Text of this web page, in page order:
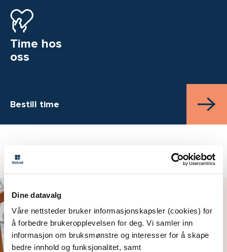
Dine datavalg
Våre nettsteder bruker informasjonskapsler (cookies) for
å forbedre brukeropplevelsen for deg. Vi samler inn
informasjon om bruksmønstre og interesser for å skape
bedre innhold og funksjonalitet, samt
Time hos
oss
Bestill time
Aktuelt
funksjoner